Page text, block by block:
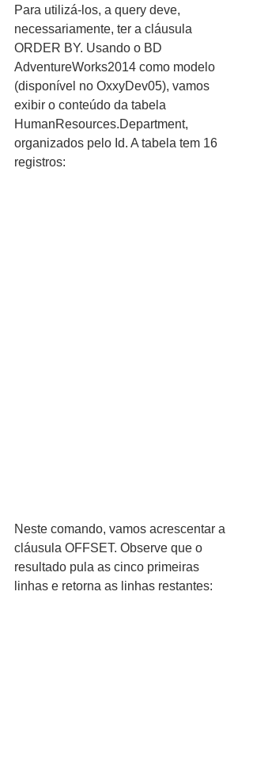
Para utilizá-los, a query deve,
necessariamente, ter a cláusula
ORDER BY. Usando o BD
AdventureWorks2014 como modelo
(disponível no OxxyDev05), vamos
exibir o conteúdo da tabela
HumanResources.Department,
organizados pelo Id. A tabela tem 16
registros:
Neste comando, vamos acrescentar a
cláusula OFFSET. Observe que o
resultado pula as cinco primeiras
linhas e retorna as linhas restantes: